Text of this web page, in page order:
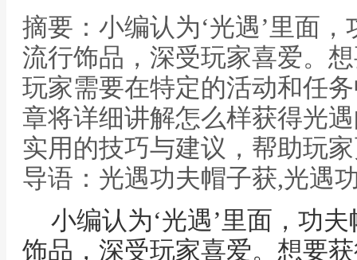
摘要：小编认为‘光遇’里面
流行饰品，深受玩家喜爱。
玩家需要在特定的活动和任
章将详细讲解怎么样获得光
实用的技巧与建议，帮助玩
导语：光遇功夫帽子获,光遇
小编认为‘光遇’里面，功
饰品，深受玩家喜爱。想要